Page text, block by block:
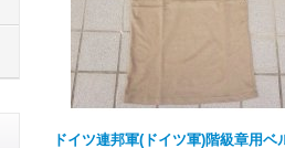
ドイツ連邦軍(ドイツ軍)階級章用ベ